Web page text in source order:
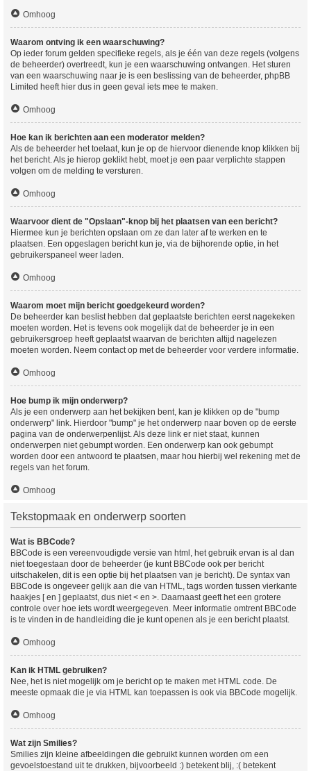
Omhoog
Waarom ontving ik een waarschuwing?
Op ieder forum gelden specifieke regels, als je één van deze regels (volgens
de beheerder) overtreedt, kun je een waarschuwing ontvangen. Het sturen
van een waarschuwing naar je is een beslissing van de beheerder, phpBB
Limited heeft hier dus in geen geval iets mee te maken.
Omhoog
Hoe kan ik berichten aan een moderator melden?
Als de beheerder het toelaat, kun je op de hiervoor dienende knop klikken bij
het bericht. Als je hierop geklikt hebt, moet je een paar verplichte stappen
volgen om de melding te versturen.
Omhoog
Waarvoor dient de "Opslaan"-knop bij het plaatsen van een bericht?
Hiermee kun je berichten opslaan om ze dan later af te werken en te
plaatsen. Een opgeslagen bericht kun je, via de bijhorende optie, in het
gebruikerspaneel weer laden.
Omhoog
Waarom moet mijn bericht goedgekeurd worden?
De beheerder kan beslist hebben dat geplaatste berichten eerst nagekeken
moeten worden. Het is tevens ook mogelijk dat de beheerder je in een
gebruikersgroep heeft geplaatst waarvan de berichten altijd nagelezen
moeten worden. Neem contact op met de beheerder voor verdere informatie.
Omhoog
Hoe bump ik mijn onderwerp?
Als je een onderwerp aan het bekijken bent, kan je klikken op de "bump
onderwerp" link. Hierdoor "bump" je het onderwerp naar boven op de eerste
pagina van de onderwerpenlijst. Als deze link er niet staat, kunnen
onderwerpen niet gebumpt worden. Een onderwerp kan ook gebumpt
worden door een antwoord te plaatsen, maar hou hierbij wel rekening met de
regels van het forum.
Omhoog
Tekstopmaak en onderwerp soorten
Wat is BBCode?
BBCode is een vereenvoudigde versie van html, het gebruik ervan is al dan
niet toegestaan door de beheerder (je kunt BBCode ook per bericht
uitschakelen, dit is een optie bij het plaatsen van je bericht). De syntax van
BBCode is ongeveer gelijk aan die van HTML, tags worden tussen vierkante
haakjes [ en ] geplaatst, dus niet < en >. Daarnaast geeft het een grotere
controle over hoe iets wordt weergegeven. Meer informatie omtrent BBCode
is te vinden in de handleiding die je kunt openen als je een bericht plaatst.
Omhoog
Kan ik HTML gebruiken?
Nee, het is niet mogelijk om je bericht op te maken met HTML code. De
meeste opmaak die je via HTML kan toepassen is ook via BBCode mogelijk.
Omhoog
Wat zijn Smilies?
Smilies zijn kleine afbeeldingen die gebruikt kunnen worden om een
gevoelstoestand uit te drukken, bijvoorbeeld :) betekent blij, :( betekent